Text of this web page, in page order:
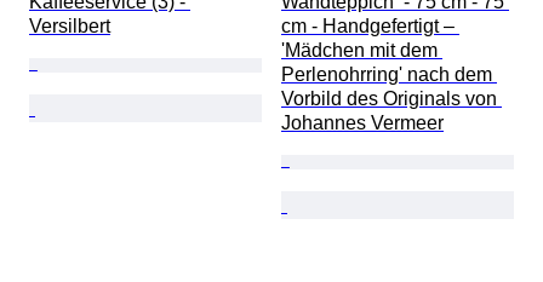
Versilbert
cm - Handgefertigt –
'Mädchen mit dem
Perlenohrring' nach dem
Vorbild des Originals von
Johannes Vermeer